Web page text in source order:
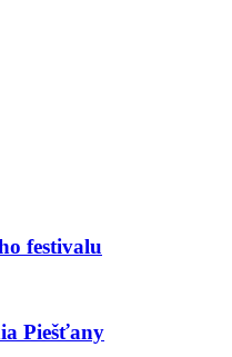
festivalu
Piešťany